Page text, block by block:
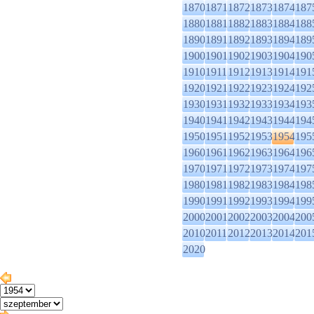
18701871187218731874
18801881188218831884
18901891189218931894
19001901190219031904
19101911191219131914
19201921192219231924
19301931193219331934
19401941194219431944
19501951195219531954
19601961196219631964
19701971197219731974
19801981198219831984
19901991199219931994
20002001200220032004
20102011201220132014
2020